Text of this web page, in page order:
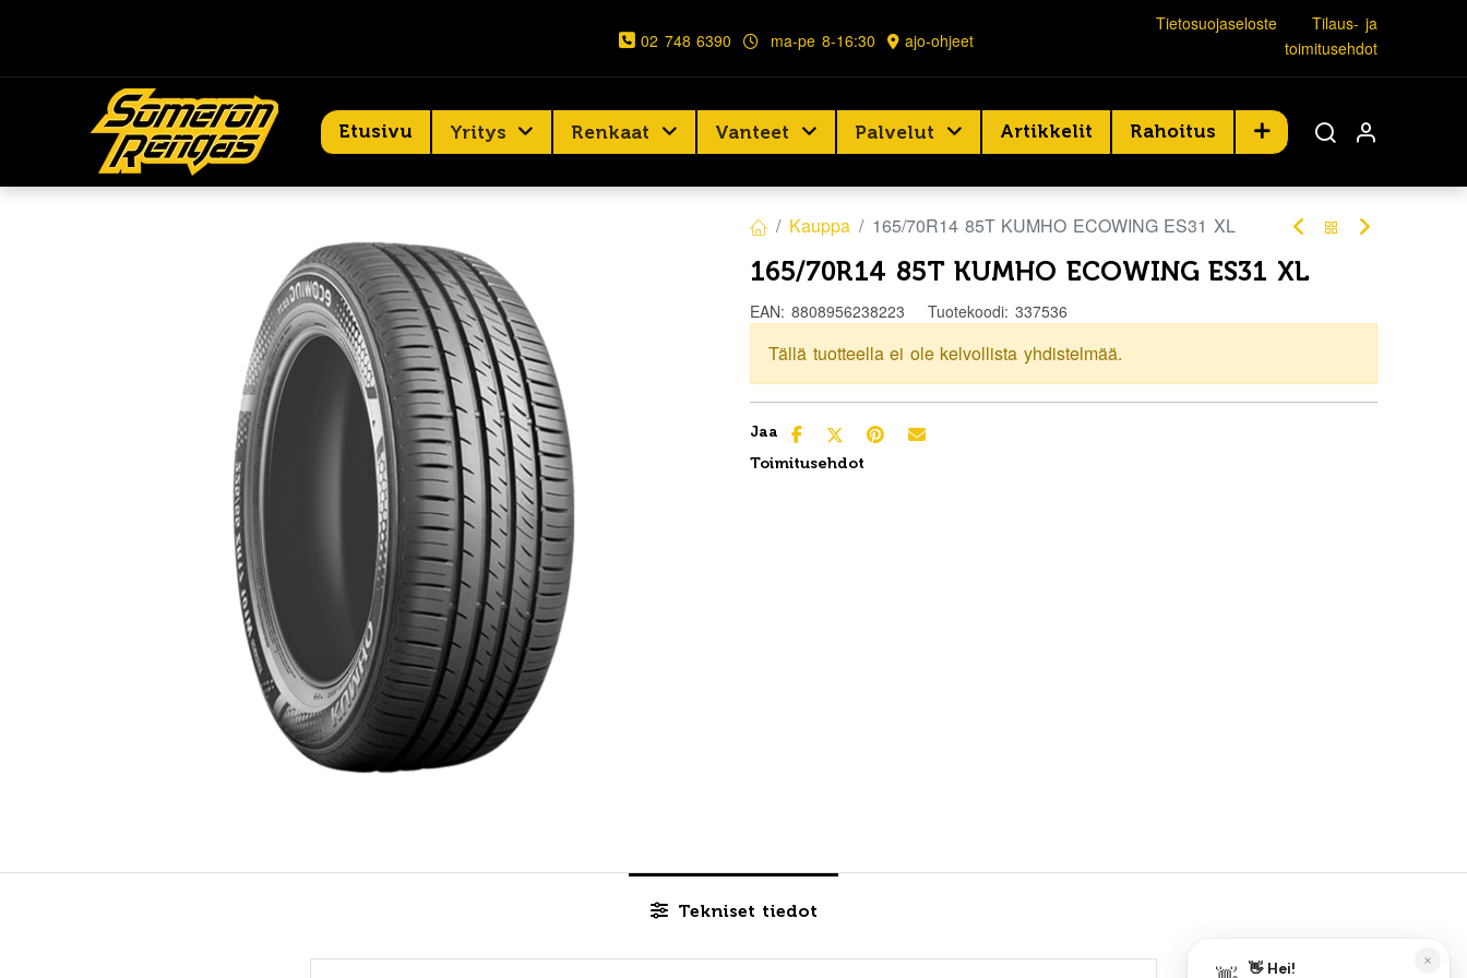
02 748 6390 ma-pe 8-16:30 ajo-ohjeet
Tietosuojaseloste
Tilaus- ja
toimitusehdot
Etusivu Yritys Renkaat Vanteet Palvelut Artikkelit Rahoitus
Kauppa 165/70R14 85T KUMHO ECOWING ES31 XL
165/70R14 85T KUMHO ECOWING ES31 XL
EAN: 8808956238223 Tuotekoodi: 337536
Tällä tuotteella ei ole kelvollista yhdistelmää.
Jaa
Toimitusehdot
Tekniset tiedot